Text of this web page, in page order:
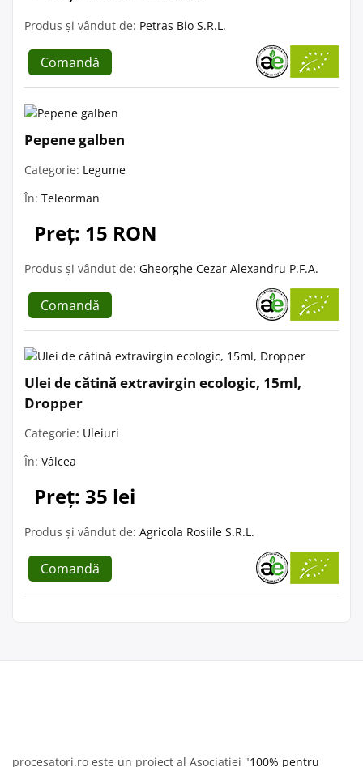
Produs și vândut de: Petras Bio S.R.L.
Comandă
Pepene galben
Categorie: Legume
În: Teleorman
Preț: 15 RON
Produs și vândut de: Gheorghe Cezar Alexandru P.F.A.
Comandă
Ulei de cătină extravirgin ecologic, 15ml,
Dropper
Categorie: Uleiuri
În: Vâlcea
Preț: 35 lei
Produs și vândut de: Agricola Rosiile S.R.L.
Comandă
procesatori.ro este un proiect al Asociației "100% pentru